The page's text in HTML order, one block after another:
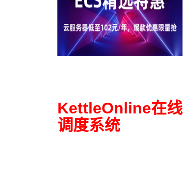
KettleOnline在线
调度系统